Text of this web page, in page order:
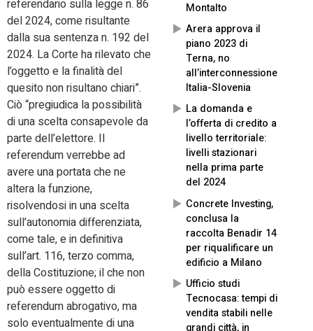
Montalto
Arera approva il
piano 2023 di
Terna, no
all’interconnessione
Italia-Slovenia
La domanda e
l’offerta di credito a
livello territoriale:
livelli stazionari
nella prima parte
del 2024
Concrete Investing,
conclusa la
raccolta Benadir 14
per riqualificare un
edificio a Milano
Ufficio studi
Tecnocasa: tempi di
vendita stabili nelle
grandi città, in
referendario sulla legge n. 86
del 2024, come risultante
dalla sua sentenza n. 192 del
2024. La Corte ha rilevato che
l’oggetto e la finalità del
quesito non risultano chiari”.
Ciò “pregiudica la possibilità
di una scelta consapevole da
parte dell’elettore. Il
referendum verrebbe ad
avere una portata che ne
altera la funzione,
risolvendosi in una scelta
sull’autonomia differenziata,
come tale, e in definitiva
sull’art. 116, terzo comma,
della Costituzione; il che non
può essere oggetto di
referendum abrogativo, ma
solo eventualmente di una